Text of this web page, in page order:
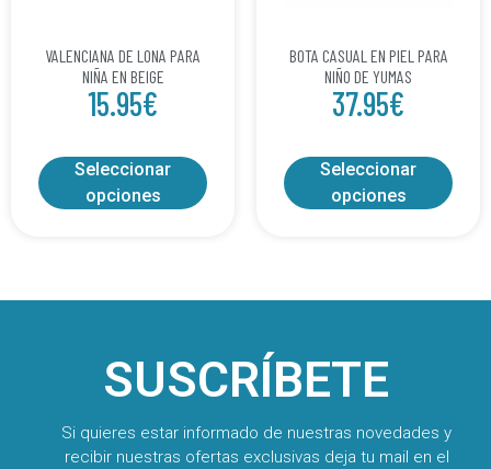
VALENCIANA DE LONA PARA
NIÑA EN BEIGE
15.95€
Seleccionar
opciones
BOTA CASUAL EN PIEL PARA
NIÑO DE YUMAS
37.95€
Seleccionar
opciones
SUSCRÍBETE
Si quieres estar informado de nuestras novedades y
recibir nuestras ofertas exclusivas deja tu mail en el